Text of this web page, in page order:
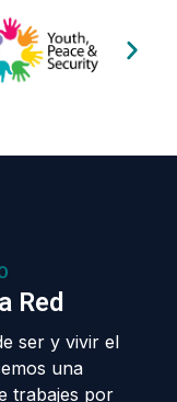
Red
ser y vivir el
una
trabajes por